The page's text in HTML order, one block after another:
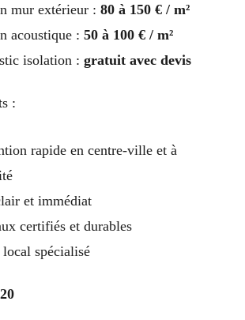
mur extérieur : 80 à 150 € / m²
acoustique : 50 à 100 € / m²
isolation : gratuit avec devis
:
rapide en centre-ville et à
et immédiat
certifiés et durables
spécialisé